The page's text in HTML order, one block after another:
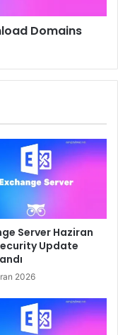
Domains
Server Haziran
Update
2026